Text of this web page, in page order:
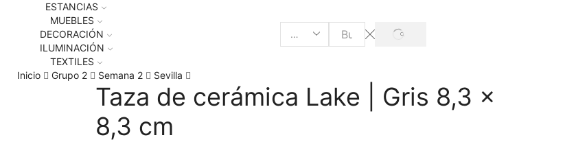
ESTANCIAS
MUEBLES
DECORACIÓN
ILUMINACIÓN
TEXTILES
Inicio
Grupo 2 Semana 2 Sevilla
Taza de cerámica Lake | Gris 8,3 x
8,3 cm